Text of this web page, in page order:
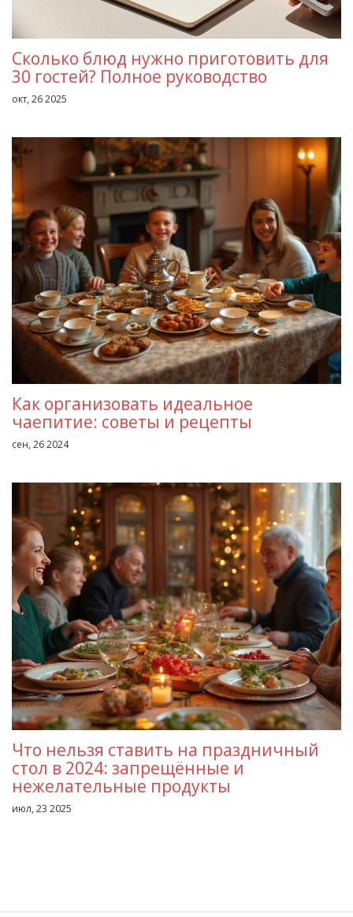
Сколько блюд нужно приготовить для
30 гостей? Полное руководство
окт, 26 2025
Как организовать идеальное
чаепитие: советы и рецепты
сен, 26 2024
Что нельзя ставить на праздничный
стол в 2024: запрещённые и
нежелательные продукты
июл, 23 2025